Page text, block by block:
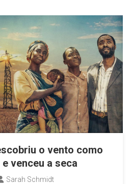
o vento como
venceu a seca
Sarah Schmidt